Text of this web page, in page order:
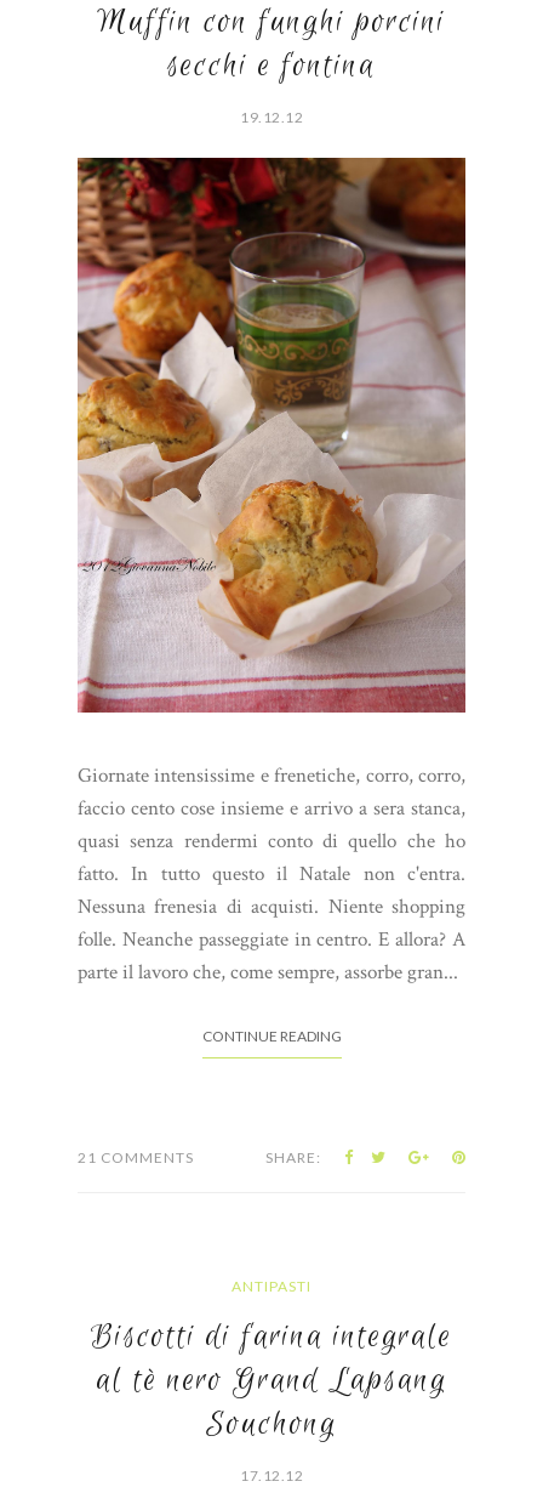
Muffin con funghi porcini
secchi e fontina
19.12.12
Giornate intensissime e frenetiche, corro, corro,
faccio cento cose insieme e arrivo a sera stanca,
quasi senza rendermi conto di quello che ho
fatto. In tutto questo il Natale non c'entra.
Nessuna frenesia di acquisti. Niente shopping
folle. Neanche passeggiate in centro. E allora? A
parte il lavoro che, come sempre, assorbe gran...
CONTINUE READING
21 COMMENTS SHARE:
ANTIPASTI
Biscotti di farina integrale
al tè nero Grand Lapsang
Souchong
17.12.12